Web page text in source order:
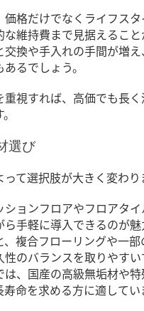
価格だけでなくライフス
維持費まで見据えること
交換や手入れの手間が増
るでしょう。
重視すれば、高価でも長
選び
て選択肢が大きく変わり
ョンフロアやフロアタイ
手軽に導入できるのが魅
、複合フローリングや一
のバランスを取りやすい
は、国産の高級無垢材や
命を求める方に適してい